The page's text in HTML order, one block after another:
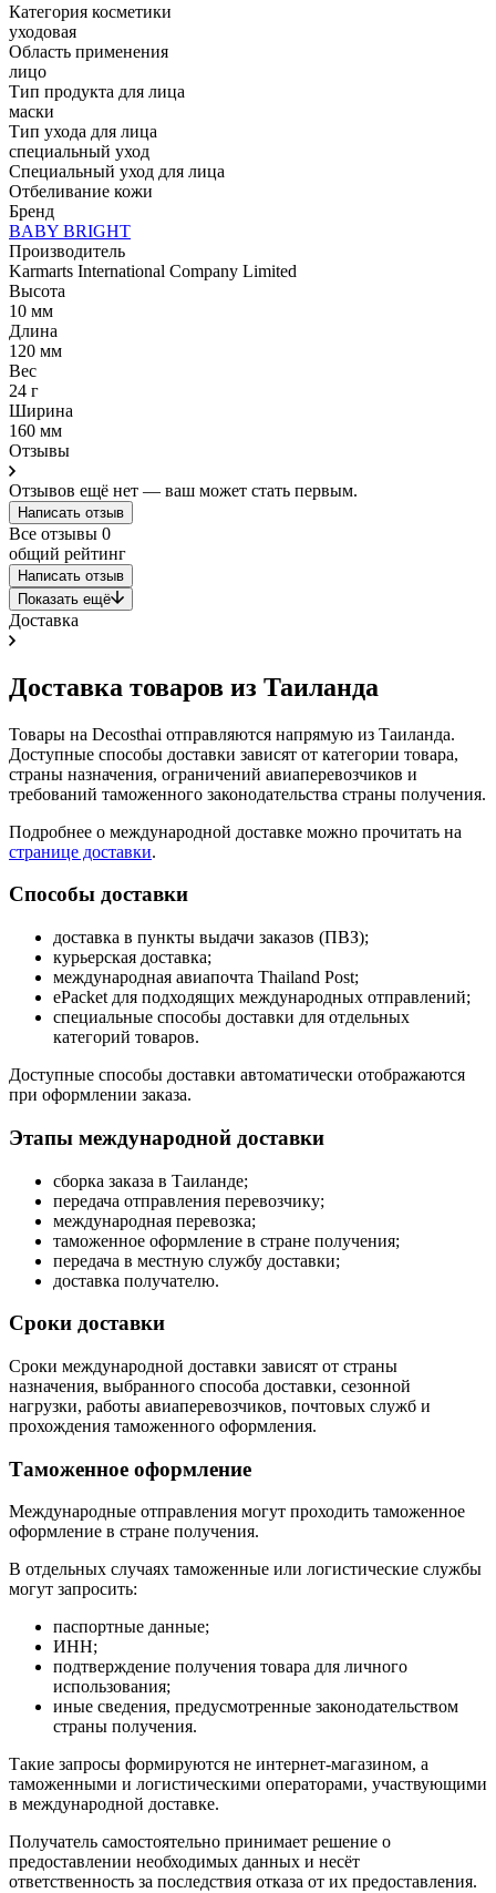
Категория косметики
уходовая
Область применения
лицо
Тип продукта для лица
маски
Тип ухода для лица
специальный уход
Специальный уход для лица
Отбеливание кожи
Бренд
BABY BRIGHT
Производитель
Karmarts International Company Limited
Высота
10 мм
Длина
120 мм
Вес
24 г
Ширина
160 мм
Отзывы
Отзывов ещё нет — ваш может стать первым.
Написать отзыв
Все отзывы 0
общий рейтинг
Написать отзыв
Показать ещё
Доставка
Доставка товаров из Таиланда
Товары на Decosthai отправляются напрямую из Таиланда.
Доступные способы доставки зависят от категории товара,
страны назначения, ограничений авиаперевозчиков и
требований таможенного законодательства страны получения.
Подробнее о международной доставке можно прочитать на
странице доставки.
Способы доставки
доставка в пункты выдачи заказов (ПВЗ);
курьерская доставка;
международная авиапочта Thailand Post;
ePacket для подходящих международных отправлений;
специальные способы доставки для отдельных
категорий товаров.
Доступные способы доставки автоматически отображаются
при оформлении заказа.
Этапы международной доставки
сборка заказа в Таиланде;
передача отправления перевозчику;
международная перевозка;
таможенное оформление в стране получения;
передача в местную службу доставки;
доставка получателю.
Сроки доставки
Сроки международной доставки зависят от страны
назначения, выбранного способа доставки, сезонной
нагрузки, работы авиаперевозчиков, почтовых служб и
прохождения таможенного оформления.
Таможенное оформление
Международные отправления могут проходить таможенное
оформление в стране получения.
В отдельных случаях таможенные или логистические службы
могут запросить:
паспортные данные;
ИНН;
подтверждение получения товара для личного
использования;
иные сведения, предусмотренные законодательством
страны получения.
Такие запросы формируются не интернет-магазином, а
таможенными и логистическими операторами, участвующими
в международной доставке.
Получатель самостоятельно принимает решение о
предоставлении необходимых данных и несёт
ответственность за последствия отказа от их предоставления.